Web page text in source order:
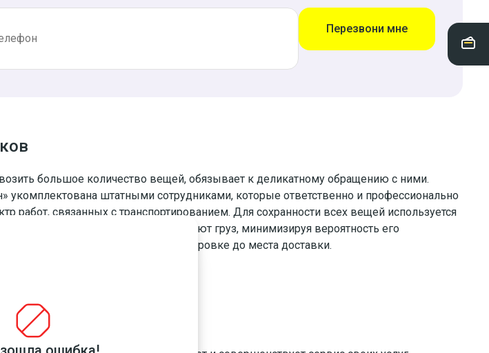
Перезвони мне
большое количество вещей, обязывает к деликатному обращению с ними.
укомплектована штатными сотрудниками, которые ответственно и профессионально
работ, связанных с транспортированием. Для сохранности всех вещей используется
материал. Грузчики комплектуют груз, минимизируя вероятность его
и выгрузке, а также транспортировке до места доставки.